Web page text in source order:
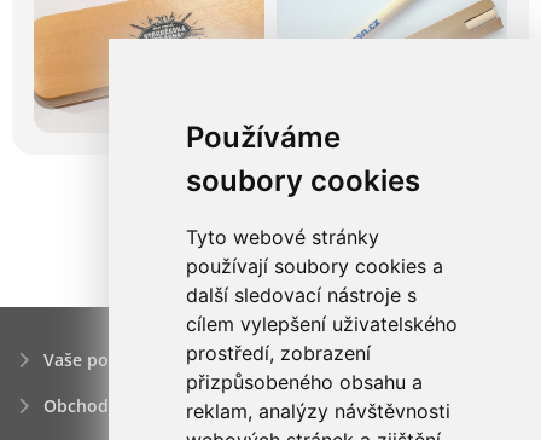
Používáme
soubory cookies
Tyto webové stránky
používají soubory cookies a
další sledovací nástroje s
cílem vylepšení uživatelského
prostředí, zobrazení
přizpůsobeného obsahu a
reklam, analýzy návštěvnosti
Vaše poptávka
Obchodní podmínky